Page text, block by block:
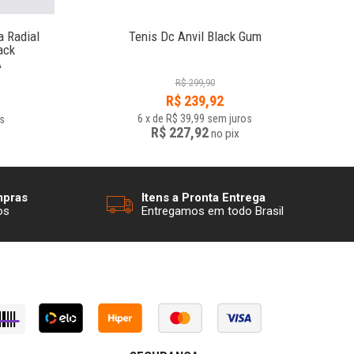
Radial
Tenis Dc Anvil Black Gum
R$ 299,90
R$ 239,92
6 xde R$ 39,99 sem juros
R$ 227,92no pix
Itens a Pronta Entrega
Entregamos em todo Brasil